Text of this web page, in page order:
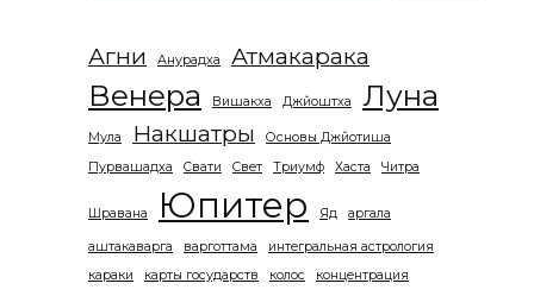
Агни Анурадха Атмакарака
Венера Вишакха Джйоштха Луна
Мула Накшатры
Основы Джйотиша
Пурвашадха
Свати Свет Триумф Хаста Читра
Шравана Юпитер Яд аргала
аштакаварга варготтама
интегральная астрология
караки
карты государств колос концентрация